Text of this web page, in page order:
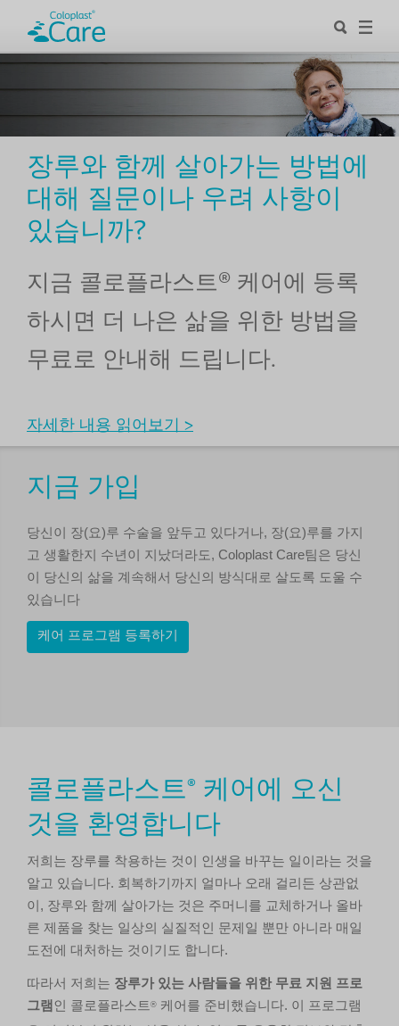
장루와 함께 살아가는 방법에
대해 질문이나 우려 사항이
있습니까?
지금 콜로플라스트® 케어에 등록
하시면 더 나은 삶을 위한 방법을
무료로 안내해 드립니다.
자세한 내용 읽어보기 >
지금 가입
당신이 장(요)루 수술을 앞두고 있다거나, 장(요)루를 가지
고 생활한지 수년이 지났더라도, Coloplast Care팀은 당신
이 당신의 삶을 계속해서 당신의 방식대로 살도록 도울 수
있습니다
케어 프로그램 등록하기
콜로플라스트® 케어에 오신
것을 환영합니다
저희는 장루를 착용하는 것이 인생을 바꾸는 일이라는 것을
알고 있습니다. 회복하기까지 얼마나 오래 걸리든 상관없
이, 장루와 함께 살아가는 것은 주머니를 교체하거나 올바
른 제품을 찾는 일상의 실질적인 문제일 뿐만 아니라 매일
도전에 대처하는 것이기도 합니다.
따라서 저희는 장루가 있는 사람들을 위한 무료 지원 프로
그램 인 콜로플라스트 ® 케어를 준비했습니다. 이 프로그램